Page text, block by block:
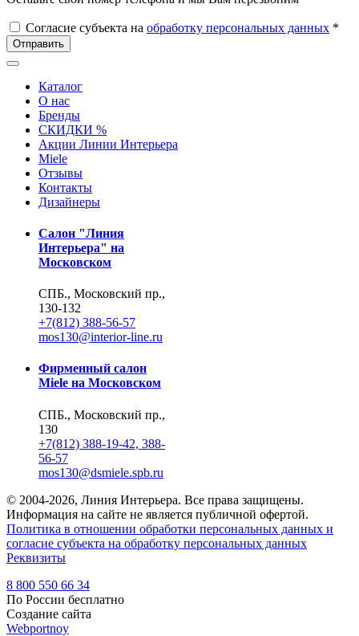
Согласие субъекта на обработку персональных данных *
Отправить
Каталог
О нас
Бренды
СКИДКИ %
Акции Линии Интерьера
Miele
Отзывы
Контакты
Дизайнеры
Салон "Линия
Интерьера" на
Московском
СПБ., Московский пр.,
130-132
+7(812) 388-56-57
mos130@interior-line.ru
Фирменный салон
Miele на Московском
СПБ., Московский пр.,
130
+7(812) 388-19-42, 388-
56-57
mos130@dsmiele.spb.ru
© 2004-2026, Линия Интерьера. Все права защищены.
Информация на сайте не является публичной офертой.
Политика в отношении обработки персональных данных и
согласие субъекта на обработку персональных данных
Реквизиты
8 800 550 66 34
По России бесплатно
Создание сайта
Webportnoy